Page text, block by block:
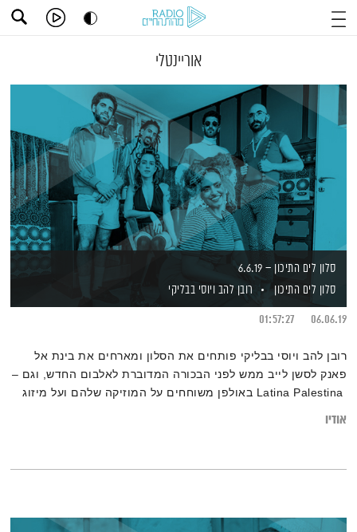
אוריינטלי
סלון לים התיכון – 6.6.19
סלון לים התיכון
רובן להב ויוסי בבליקי
06.06.19
01:57:27
רובן להב ויוסי בבליקי פותחים את הסלון ומארחים את בינת אל
פאנק לסשן לייב ממש לפני הבכורה המדוברת לאלבום החדש, וגם –
Latina Palestina באולפן משוחחים על המוזיקה שלהם ועל מיזוג
אודיו